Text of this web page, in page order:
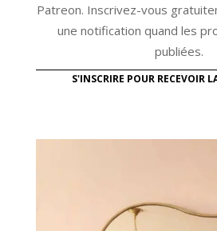
Patreon. Inscrivez-vous
une notification quand les
publiées.
S'INSCRIRE POUR RECEVOIR